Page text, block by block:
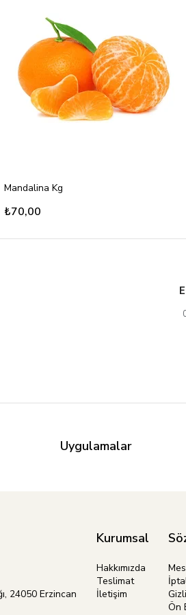
Mandalina Kg
₺70,00
Uygulamalar
24050 Erzincan
Kurumsal
Hakkımızda
Teslimat
İletişim
Ön